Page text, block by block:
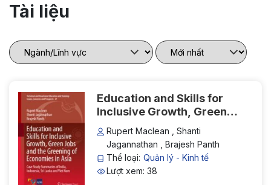
Tài liệu
Education and Skills for
Inclusive Growth, Green
Jobs and the Greening of
Economies in Asia: Case
Study Summaries of India,
Indonesia, Sri Lanka and Viet
Nam
Rupert Maclean , Shanti
Jagannathan , Brajesh Panth
Thể loại: Quản lý - Kinh tế
Lượt xem: 38